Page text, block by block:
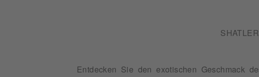
Entdecken Sie den exotischen Geschmack